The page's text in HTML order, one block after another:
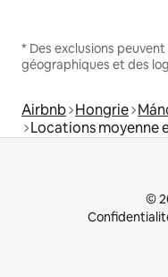
* Des exclusions
géographiques et des
Airbnb Hongrie
Locations moyenne
©